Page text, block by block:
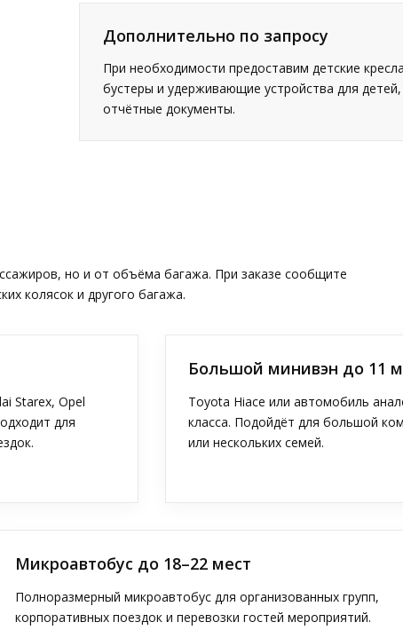
Дополнительно по запросу
При необходимости предоставим детские
бустеры и удерживающие устройства для
отчётные документы.
но и от объёма багажа. При заказе сообщите
колясок и другого багажа.
Starex, Opel
для
Большой минивэн до 11
Toyota Hiace или автомобиль
класса. Подойдёт для большой
или нескольких семей.
Микроавтобус до 18–22 мест
Полноразмерный микроавтобус для организованных групп,
корпоративных поездок и перевозки гостей мероприятий.